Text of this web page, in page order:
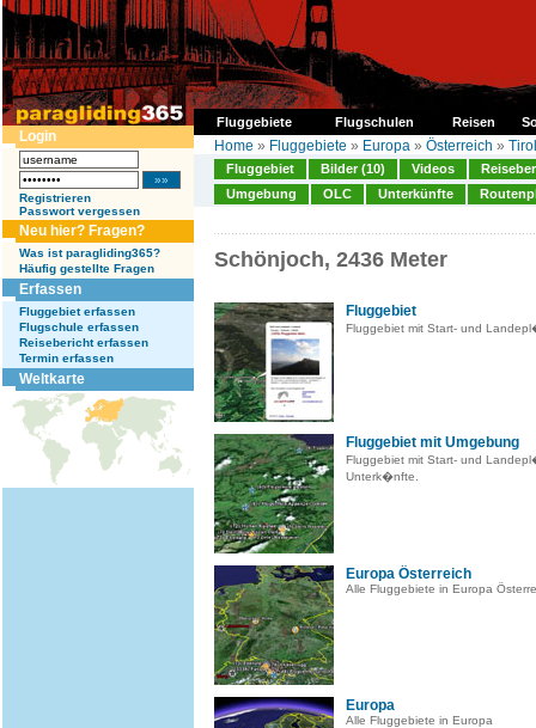
Fluggebiete Flugschulen Reisen
Login
Registrieren
Passwort vergessen
Neu hier? Fragen?
Was ist paragliding365?
Häufig gestellte Fragen
Erfassen
Fluggebiet erfassen
Flugschule erfassen
Reisebericht erfassen
Termin erfassen
Weltkarte
Home » Fluggebiete » Europa » Österreich » Tirol
Fluggebiet Bilder (10) Videos
Umgebung
OLC Unterkünfte
Schönjoch, 2436 Meter
Fluggebiet
Fluggebiet mit Start- und
Fluggebiet mit Umgebung
Fluggebiet mit Start- und
Unterk�nfte.
Europa Österreich
Alle Fluggebiete in Europa
Europa
Alle Fluggebiete in Europa